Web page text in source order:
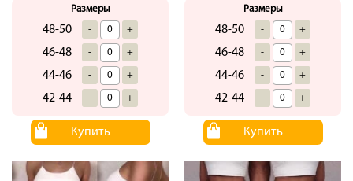
Размеры
48-50 - +
46-48 - +
44-46 - +
42-44 - +
Купить
Размеры
48-50 - +
46-48 - +
44-46 - +
42-44 - +
Купить